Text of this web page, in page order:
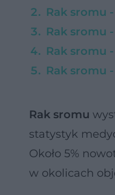
Rak sromu
Rak sromu
Rak sromu
Rak sromu
Rak sromu
statystyk
Około 5%
w okolicach